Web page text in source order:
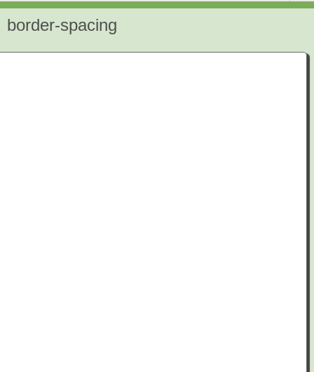
border-spacing